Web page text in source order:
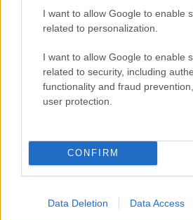
I want to allow Google to enable
related to personalization.
I want to allow Google to enable
related to security, including
functionality and fraud
user protection.
CONFIRM
Data Deletion Data Access
Margittal játszott együtt. Az
Márton rendezte Hattyúdal
énekelte el a film egyik híres
Negra románcát.
Laurence Olivier, Marcello
Belmondo, Leslie Nielsen és
hangjaként is ismert.
"Szeretem a színházat, és